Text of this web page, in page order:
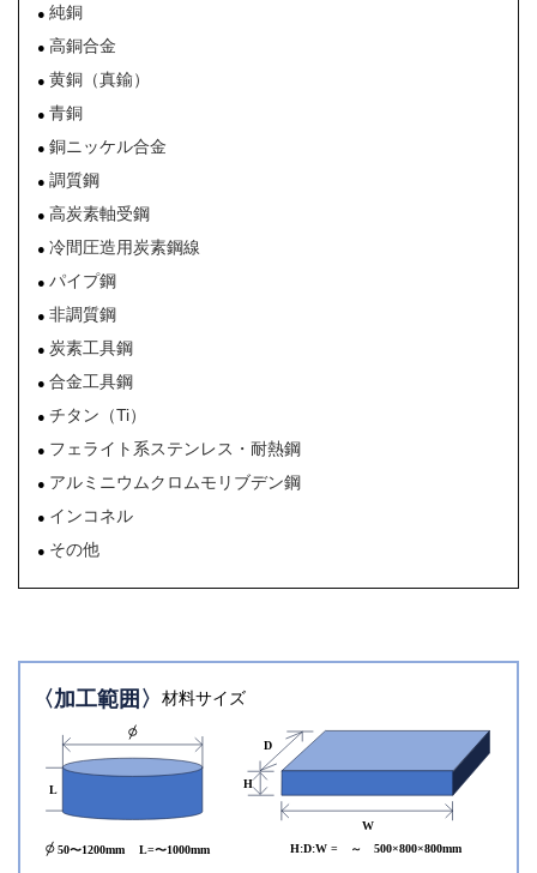
純銅
高銅合金
黄銅（真鍮）
青銅
銅ニッケル合金
調質鋼
高炭素軸受鋼
冷間圧造用炭素鋼線
パイプ鋼
非調質鋼
炭素工具鋼
合金工具鋼
チタン（Ti）
フェライト系ステンレス・耐熱鋼
アルミニウムクロムモリブデン鋼
インコネル
その他
〈加工範囲〉 材料サイズ